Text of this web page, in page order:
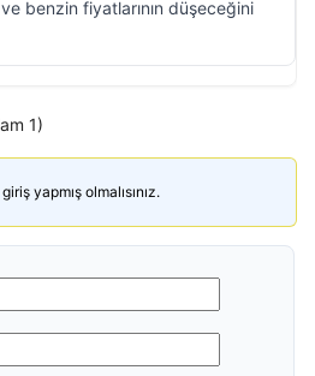
benzin fiyatlarının düşeceğini
1)
yapmış olmalısınız.